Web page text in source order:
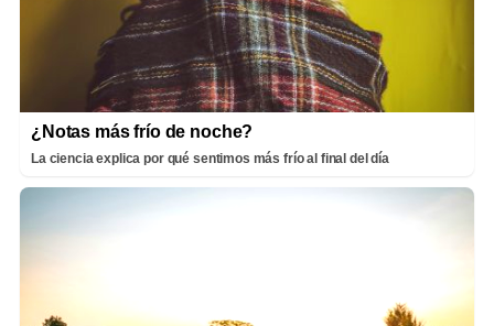
¿Notas más frío de noche?
La ciencia explica por qué sentimos más frío al final del día